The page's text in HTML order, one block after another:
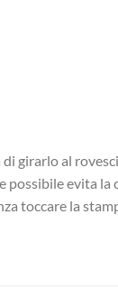
girarlo al
evita
toccare la